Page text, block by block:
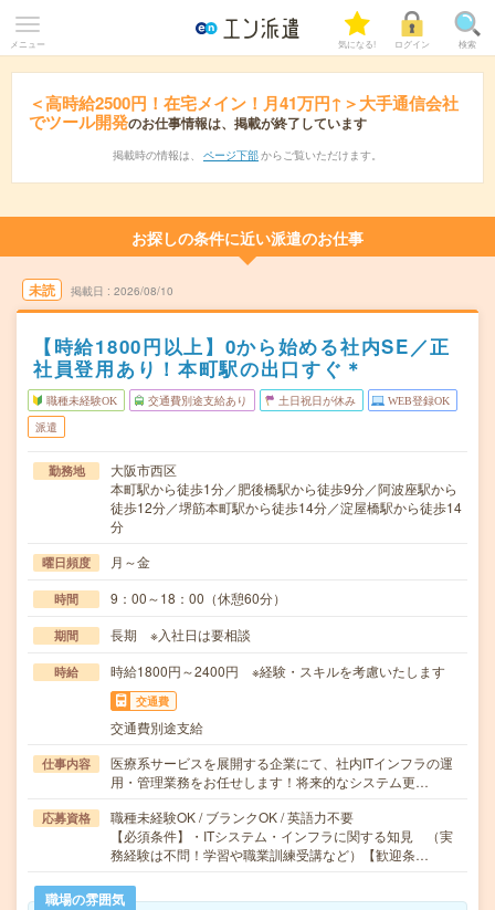
メニュー 気になる! ログイン 検索
＜高時給2500円！在宅メイン！月41万円↑＞大手通信会社
でツール開発のお仕事情報は、掲載が終了しています
掲載時の情報は、 ページ下部 からご覧いただけます。
お探しの条件に近い派遣のお仕事
未読 掲載日 2026/08/10
【時給1800円以上】0から始める社内SE／正
社員登用あり！本町駅の出口すぐ＊
職種未経験OK 交通費別途支給あり 土日祝日が休み WEB登録OK
派遣
勤務地
大阪市西区
本町駅から徒歩1分／肥後橋駅から徒歩9分／阿波座駅から
徒歩12分／堺筋本町駅から徒歩14分／淀屋橋駅から徒歩14
分
曜日頻度 月～金
時間 9：00～18：00（休憩60分）
期間 長期 ※入社日は要相談
時給 時給1800円～2400円 ※経験・スキルを考慮いたします
交通費
交通費別途支給
仕事内容
医療系サービスを展開する企業にて、社内ITインフラの運
用・管理業務をお任せします！将来的なシステム更…
応募資格
職種未経験OK / ブランクOK / 英語力不要
【必須条件】・ITシステム・インフラに関する知見 （実
務経験は不問！学習や職業訓練受講など）【歓迎条…
職場の雰囲気